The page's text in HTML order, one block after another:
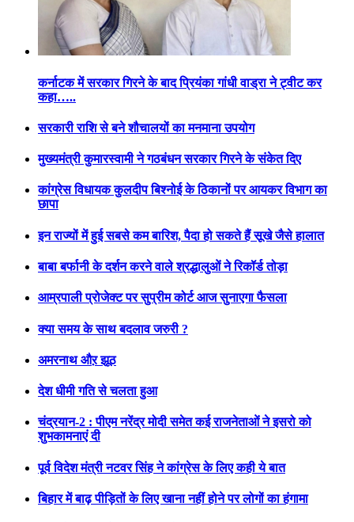
कर्नाटक में सरकार गिरने के बाद प्रियंका गांधी वाड्रा ने ट्वीट कर
कहा…..
सरकारी राशि से बने शौचालयों का मनमाना उपयोग
मुख्यमंत्री कुमारस्वामी ने गठबंधन सरकार गिरने के संकेत दिए
कांग्रेस विधायक कुलदीप बिश्नोई के ठिकानों पर आयकर विभाग का
छापा
इन राज्यों में हुई सबसे कम बारिश, पैदा हो सकते हैं सूखे जैसे हालात
बाबा बर्फानी के दर्शन करने वाले श्रद्धालुओं ने रिकॉर्ड तोड़ा
आम्रपाली प्रोजेक्ट पर सुप्रीम कोर्ट आज सुनाएगा फैसला
क्या समय के साथ बदलाव जरुरी ?
अमरनाथ औऱ झूठ
देश धीमी गति से चलता हुआ
चंद्रयान-2 : पीएम नरेंद्र मोदी समेत कई राजनेताओं ने इसरो को
शुभकामनाएं दी
पूर्व विदेश मंत्री नटवर सिंह ने कांग्रेस के लिए कही ये बात
बिहार में बाढ़ पीड़ितों के लिए खाना नहीं होने पर लोगों का हंगामा